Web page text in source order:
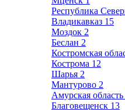
Республика
Владикавказ 15
Моздок 2
Беслан 2
Костромская
Кострома 12
Шарья 2
Мантурово 2
Амурская область
Благовещенск 13